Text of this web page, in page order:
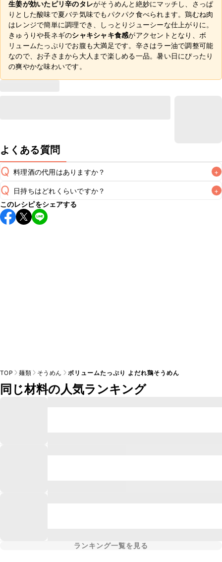
生姜が効いたピリ辛のタレがそうめんと絶妙にマッチし、さっぱ
りとした酸味で夏バテ気味でもパクパク食べられます。鶏むね肉
はレンジで簡単に調理でき、しっとりジューシーな仕上がりに。
きゅうりや長ネギのシャキシャキ食感がアクセントとなり、ボ
リュームたっぷりでお腹も大満足です。辛さはラー油で調整可能
なので、お子さまから大人まで楽しめる一品。暑い日にぴったり
の爽やかな味わいです。
よくある質問
Q 料理酒の代用はありますか？ +
A
Q 日持ちはどれくらいですか？ +
こちらのレシピは出来たてをお召し上がりいただくことをお
すすめします。
このレシピをシェアする
TOP 麺類 そうめん ボリュームたっぷり よだれ鶏そうめん
同じ材料の人気ランキング
ランキング一覧を見る